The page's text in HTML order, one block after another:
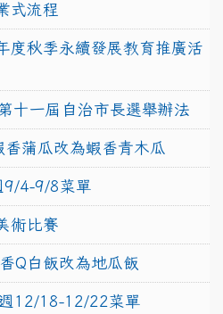
式流程
度秋季永續發展教育推廣活
十一屆自治市長選舉辦法
蒲瓜改為蝦香青木瓜
9/4-9/8菜單
術比賽
Q白飯改為地瓜飯
12/18-12/22菜單